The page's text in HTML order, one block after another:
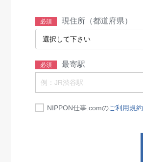
必須 現住所（都道府県）
必須 最寄駅
NIPPON仕事.comのご利用規約